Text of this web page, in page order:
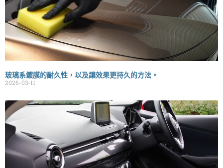
玻璃系鍍膜的耐久性，以及讓效果更持久的方法。
2026-03-11